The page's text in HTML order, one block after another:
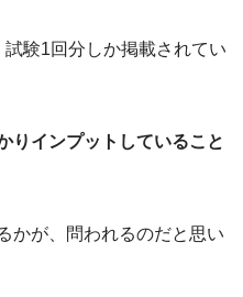
験1回分しか掲載されてい
りインプットしていること
かが、問われるのだと思い